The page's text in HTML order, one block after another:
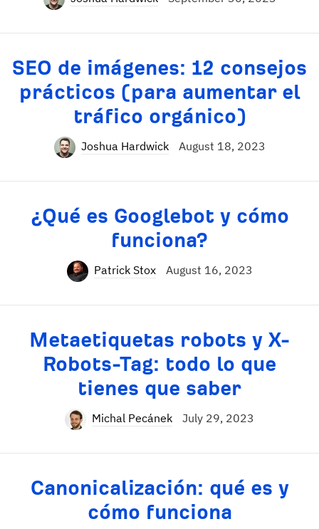
SEO de imágenes: 12 consejos
prácticos (para aumentar el
tráfico orgánico)
Joshua Hardwick August 18, 2023
¿Qué es Googlebot y cómo
funciona?
Patrick Stox August 16, 2023
Metaetiquetas robots y X-
Robots-Tag: todo lo que
tienes que saber
Michal Pecánek July 29, 2023
Canonicalización: qué es y
cómo funciona